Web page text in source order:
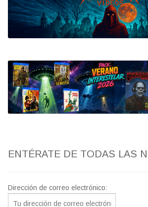
Bluray
Clasificada S
artwork
fantaterror
Jesús Franco
ENTÉRATE DE TODAS LAS
Dirección de correo electrónico: